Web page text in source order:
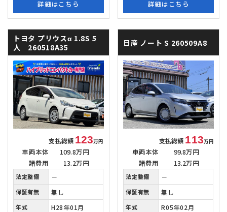
詳細はこちら 詳細はこちら
トヨタ プリウスα 1.8S 5
人 260518A35
支払総額 123万円
車両本体
109.8万円
諸費用
13.2万円
法定整備 －
保証有無 無し
年式 H28年01月
日産 ノートS 260509A8
支払総額 113万円
車両本体
99.8万円
諸費用
13.2万円
法定整備 －
保証有無 無し
年式 R05年02月